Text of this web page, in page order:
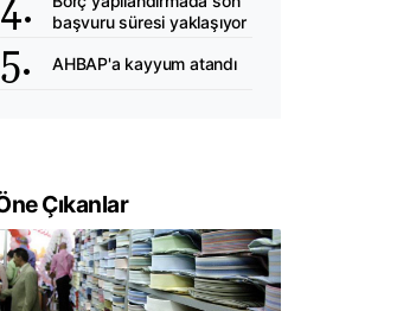
başvuru süresi yaklaşıyor
AHBAP'a kayyum atandı
Çıkanlar